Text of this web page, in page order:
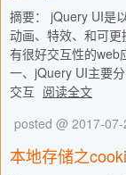
摘要： jQuery UI是
动画、特效、和可
有很好交互性的web
一、jQuery UI主要
交互 阅读全文
posted @ 2017-
本地存储之